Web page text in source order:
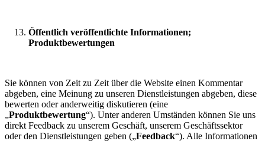
Öffentlich veröffentlichte Informationen;
Produktbewertungen
Sie können von Zeit zu Zeit über die Website einen Kommentar
abgeben, eine Meinung zu unseren Dienstleistungen abgeben, diese
bewerten oder anderweitig diskutieren (eine
„Produktbewertung“). Unter anderen Umständen können Sie uns
direkt Feedback zu unserem Geschäft, unserem Geschäftssektor
oder den Dienstleistungen geben („Feedback“). Alle Informationen